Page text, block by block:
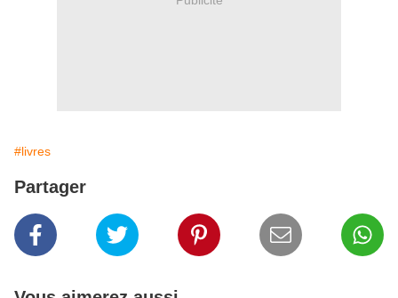
#livres
Partager